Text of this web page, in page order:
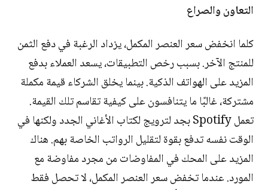
التعاون والصراع
كلما انخفض سعر العنصر المكمل، يزداد الرغبة في دفع الثمن
للمنتج الآخر. بسبب رخص التطبيقات، يسعد العملاء بدفع
المزيد على الهواتف الذكية. بينما يخلق الشركاء قيمة مكملة
مشتركة، غالبًا ما يتنافسون على كيفية تقاسم تلك القيمة.
تعمل Spotify بجد لترويج لكتاب الأغاني الجدد ولكنها في
الوقت نفسه تدفع بقوة لتقليل الرواتب الخاصة بهم. هناك
المزيد على المحك في المفاوضات من مجرد مفاوضة مع
المورد. عندما تخفض سعر العنصر المكمل، لا تحصل فقط